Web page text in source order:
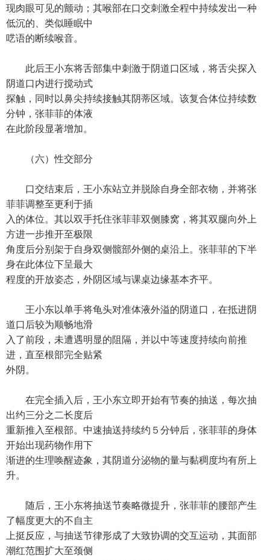
现肉眼可见的颤动；其喉部在口交刺激全程中持续发出一种
低沉的、类似睡眠中
呓语的断续喉音。
此后王小东将舌部集中刺激于阴道口区域，将舌尖探入
阴道口内进行搅动式
探触，同时以鼻尖持续接触其阴蒂区域。该复合体位持续数
分钟，张菲菲的体液
在此阶段显著增加。
（六）性交部分
口交结束后，王小东站立并脱除自身全部衣物，并将张
菲菲调整至更利于插
入的体位。其以双手托住张菲菲双侧膝窝，将其双腿向外上
方进一步推开至极限
角度后分别架于自身双侧髋部外侧的桌沿上。张菲菲的下半
身在此体位下呈最大
程度的开放姿态，外阴区域与课桌边缘基本齐平。
王小东以单手将龟头对准体液外溢的阴道口，在抵进阴
道口后较为顺畅地滑
入了前段，未遭遇明显的阻隔，并以中等速度持续向前推
进，直至根部完全贴紧
外阴。
在完全插入后，王小东立即开始有节奏的抽送，每次抽
出约三分之二长度后
重新推入至根部。中速抽送持续约５分钟后，张菲菲的身体
开始出现药物作用下
渐进的生理唤醒迹象，其阴道分泌物的量与黏稠度均有所上
升。
随后，王小东将抽送节奏略微提升，张菲菲的腰部产生
了幅度更大的不自主
上挺反应，与抽送节律形成了大致协调的交互运动，其面部
潮红范围扩大至颈侧